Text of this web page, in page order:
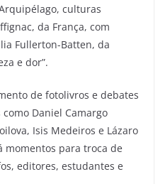
culturas
da França, com
Fullerton-Batten, da
e dor”.
de fotolivros e debates
Daniel Camargo
Isis Medeiros e Lázaro
momentos para troca de
editores, estudantes e